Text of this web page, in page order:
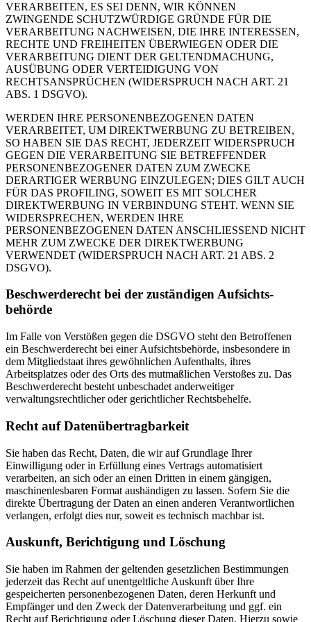
VERARBEITEN, ES SEI DENN, WIR KÖNNEN
ZWINGENDE SCHUTZWÜRDIGE GRÜNDE FÜR DIE
VERARBEITUNG NACHWEISEN, DIE IHRE INTERESSEN,
RECHTE UND FREIHEITEN ÜBERWIEGEN ODER DIE
VERARBEITUNG DIENT DER GELTENDMACHUNG,
AUSÜBUNG ODER VERTEIDIGUNG VON
RECHTSANSPRÜCHEN (WIDERSPRUCH NACH ART. 21
ABS. 1 DSGVO).
WERDEN IHRE PERSONENBEZOGENEN DATEN
VERARBEITET, UM DIREKTWERBUNG ZU BETREIBEN,
SO HABEN SIE DAS RECHT, JEDERZEIT WIDERSPRUCH
GEGEN DIE VERARBEITUNG SIE BETREFFENDER
PERSONENBEZOGENER DATEN ZUM ZWECKE
DERARTIGER WERBUNG EINZULEGEN; DIES GILT AUCH
FÜR DAS PROFILING, SOWEIT ES MIT SOLCHER
DIREKTWERBUNG IN VERBINDUNG STEHT. WENN SIE
WIDERSPRECHEN, WERDEN IHRE
PERSONENBEZOGENEN DATEN ANSCHLIESSEND NICHT
MEHR ZUM ZWECKE DER DIREKTWERBUNG
VERWENDET (WIDERSPRUCH NACH ART. 21 ABS. 2
DSGVO).
Beschwerde­recht bei der zuständigen Aufsichts­
behörde
Im Falle von Verstößen gegen die DSGVO steht den Betroffenen
ein Beschwerderecht bei einer Aufsichtsbehörde, insbesondere in
dem Mitgliedstaat ihres gewöhnlichen Aufenthalts, ihres
Arbeitsplatzes oder des Orts des mutmaßlichen Verstoßes zu. Das
Beschwerderecht besteht unbeschadet anderweitiger
verwaltungsrechtlicher oder gerichtlicher Rechtsbehelfe.
Recht auf Daten­übertrag­barkeit
Sie haben das Recht, Daten, die wir auf Grundlage Ihrer
Einwilligung oder in Erfüllung eines Vertrags automatisiert
verarbeiten, an sich oder an einen Dritten in einem gängigen,
maschinenlesbaren Format aushändigen zu lassen. Sofern Sie die
direkte Übertragung der Daten an einen anderen Verantwortlichen
verlangen, erfolgt dies nur, soweit es technisch machbar ist.
Auskunft, Berichtigung und Löschung
Sie haben im Rahmen der geltenden gesetzlichen Bestimmungen
jederzeit das Recht auf unentgeltliche Auskunft über Ihre
gespeicherten personenbezogenen Daten, deren Herkunft und
Empfänger und den Zweck der Datenverarbeitung und ggf. ein
Recht auf Berichtigung oder Löschung dieser Daten. Hierzu sowie